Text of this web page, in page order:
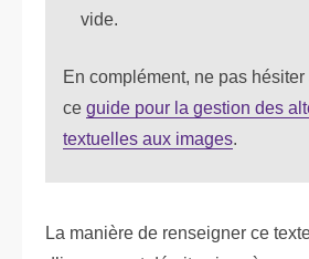
vide.
En complément, ne pas hésiter
ce guide pour la gestion des
textuelles aux images.
La manière de renseigner ce